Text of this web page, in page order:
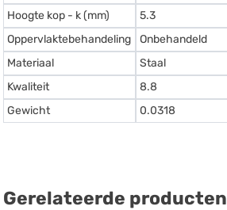
Hoogte kop - k (mm)
5.3
Oppervlaktebehandeling
Onbehandeld
Materiaal
Staal
Kwaliteit
8.8
Gewicht
0.0318
Gerelateerde producten